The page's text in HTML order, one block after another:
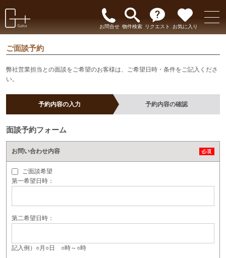
お問合せ 物件検索 リクエスト お気に入り
ご面談予約
弊社営業担当との面談をご希望のお客様は、ご希望日時・条件をご記入くださ
い。
予約内容の入力 予約内容の確認
面談予約フォーム
お問い合わせ内容
ご面談希望
第一希望日時：
第二希望日時：
記入例）○月○日 ○時～○時